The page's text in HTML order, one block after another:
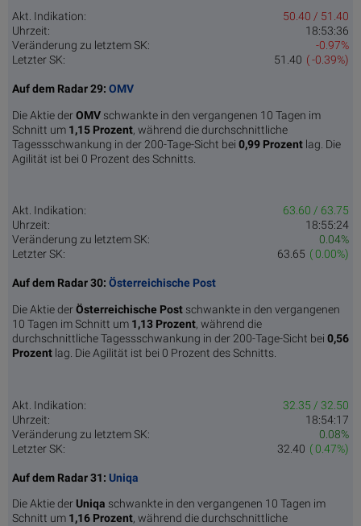
Akt. Indikation:
50.40 / 51.40
Uhrzeit:
18:53:36
Veränderung zu letztem SK:
-0.97%
Letzter SK:
( -0.39%)
51.40
Auf dem Radar 29: OMV
Die Aktie derOMV schwankte in den vergangenen 10 Tagen im
Schnitt um 1,15 Pro­zent, während die durchschnittliche
Tagessschwankung in der 200-Tage-Sicht bei 0,99 Prozent lag. Die
Agilität ist bei 0 Prozent des Schnitts.
Akt. Indikation:
63.60 / 63.75
Uhrzeit:
18:55:24
Veränderung zu letztem SK:
0.04%
Letzter SK:
( 0.00%)
63.65
Auf dem Radar 30: Österreichische Post
Die Aktie derÖsterreichische Post schwankte in den vergangenen
10 Tagen im Schnitt um 1,13 Pro­zent, während die
durchschnittliche Tagessschwankung in der 200-Tage-Sicht bei 0,56
Prozent lag. Die Agilität ist bei 0 Prozent des Schnitts.
Akt. Indikation:
32.35 / 32.50
Uhrzeit:
18:54:17
Veränderung zu letztem SK:
0.08%
Letzter SK:
( 0.47%)
32.40
Auf dem Radar 31: Uniqa
Die Aktie derUniqa schwankte in den vergangenen 10 Tagen im
Schnitt um 1,16 Pro­zent, während die durchschnittliche